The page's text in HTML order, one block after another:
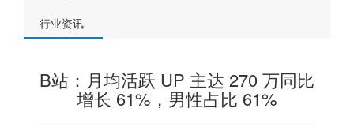
行业资讯
B站：月均活跃 UP 主达 270 万同比
增长 61%，男性占比 61%